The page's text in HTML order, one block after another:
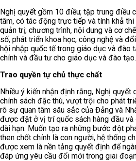
Nghị quyết gồm 10 điều; tập trung điều
tâm, có tác động trực tiếp và tính khả
quản trị; chương trình, nội dung và cơ
số, phát triển khoa học, công nghệ và
hội nhập quốc tế trong giáo dục và đào
chính và đầu tư cho giáo dục và đào tạo.
Trao quyền tự chủ thực chất
Nhiều ý kiến nhận định rằng, Nghị quyết
chính sách đặc thù, vượt trội cho phát
rõ sự quan tâm sâu sắc của Đảng và
được đặt ở vị trí quốc sách hàng đầu
dài hạn. Muốn tạo ra những bước đột
then chốt chính là con người, hệ thống
được xem là nền tảng quyết định để
đáp ứng yêu cầu đổi mới trong giai